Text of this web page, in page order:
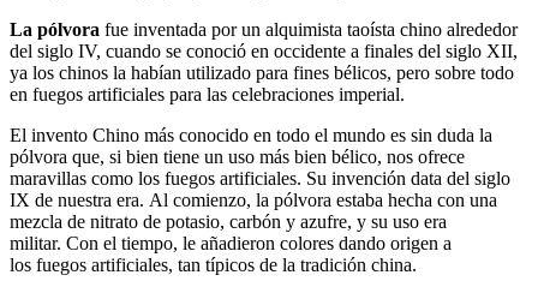
La pólvora fue inventada por un alquimista taoísta chino alrededor
del siglo IV, cuando se conoció en occidente a finales del siglo XII,
ya los chinos la habían utilizado para fines bélicos, pero sobre todo
en fuegos artificiales para las celebraciones imperial.
El invento Chino más conocido en todo el mundo es sin duda la
pólvora que, si bien tiene un uso más bien bélico, nos ofrece
maravillas como los fuegos artificiales. Su invención data del siglo
IX de nuestra era. Al comienzo, la pólvora estaba hecha con una
mezcla de nitrato de potasio, carbón y azufre, y su uso era
militar. Con el tiempo, le añadieron colores dando origen a
los fuegos artificiales, tan típicos de la tradición china.